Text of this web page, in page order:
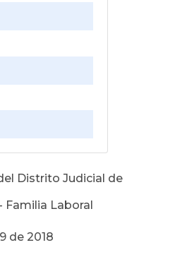
Distrito Judicial de
Familia Laboral
2018